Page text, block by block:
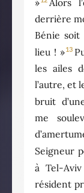
derrière
Bénie
lieu ! »13
les ailes
l’autre, et
bruit
me
Seigneur
à Tel-
résident